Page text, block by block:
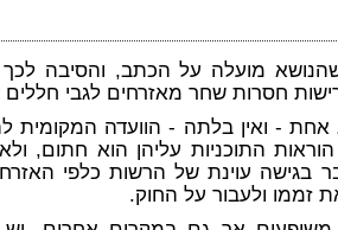
מועלה על הכתב, והסיבה לכך
חסרות שחר מאזרחים לגבי חללים
- ואין בלתה - הוועדה המקומית
התוכניות עליהן הוא חתום,
בגישה עוינת של הרשות כלפי
זממו ולעבור על החוק.